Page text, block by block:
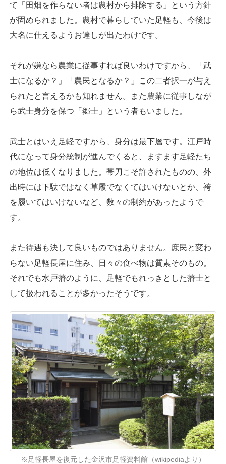
て「田畑を作らない者は農村から排除する」という方針
が固められました。農村で暮らしていた足軽も、今後は
大名に仕えるようお達しが出たわけです。
それが嫌なら農業に従事すれば良いわけですから、「武
士になるか？」「農民となるか？」この二者択一が与え
られたと言えるかも知れません。また農業に従事しなが
ら武士身分を保つ「郷士」という者もいました。
武士とはいえ足軽ですから、身分は最下層です。江戸時
代になって身分統制が進んでくると、ますます足軽たち
の地位は低くなりました。帯刀こそ許されたものの、外
出時には下駄ではなく草履でなくてはいけないとか、袴
を履いてはいけないなど、数々の制約があったようで
す。
また待遇も決して良いものではありません。庶民と変わ
らない足軽長屋に住み、日々の食べ物は質素そのもの。
それでも水戸藩のように、足軽でもれっきとした藩士と
して扱われることが多かったそうです。
※足軽長屋を復元した金沢市足軽資料館（wikipediaより）